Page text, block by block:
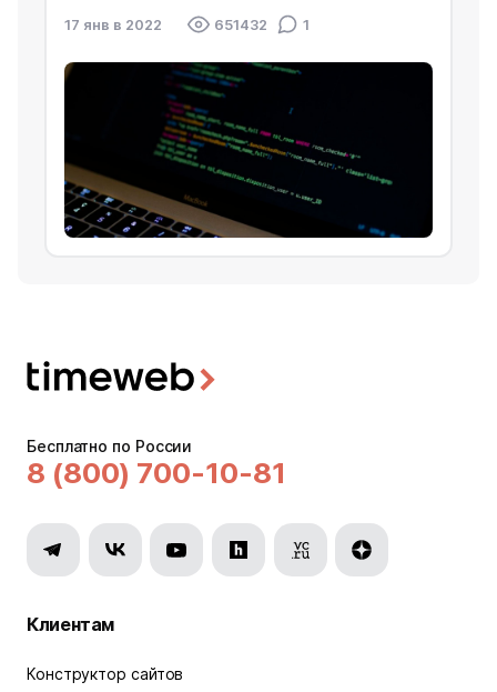
17 янв в 2022 651432 1
Бесплатно по России
8 (800) 700-10-81
Клиентам
Конструктор сайтов